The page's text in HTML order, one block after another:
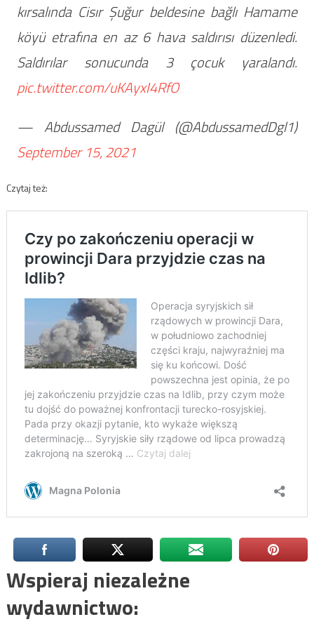
kırsalında Cisır Şuğur beldesine bağlı Hamame
köyü etrafına en az 6 hava saldırısı düzenledi.
Saldırılar sonucunda 3 çocuk yaralandı.
pic.twitter.com/uKAyxI4RfO
— Abdussamed Dagül (@AbdussamedDgl1)
September 15, 2021
Czytaj też:
Wspieraj niezależne
wydawnictwo: